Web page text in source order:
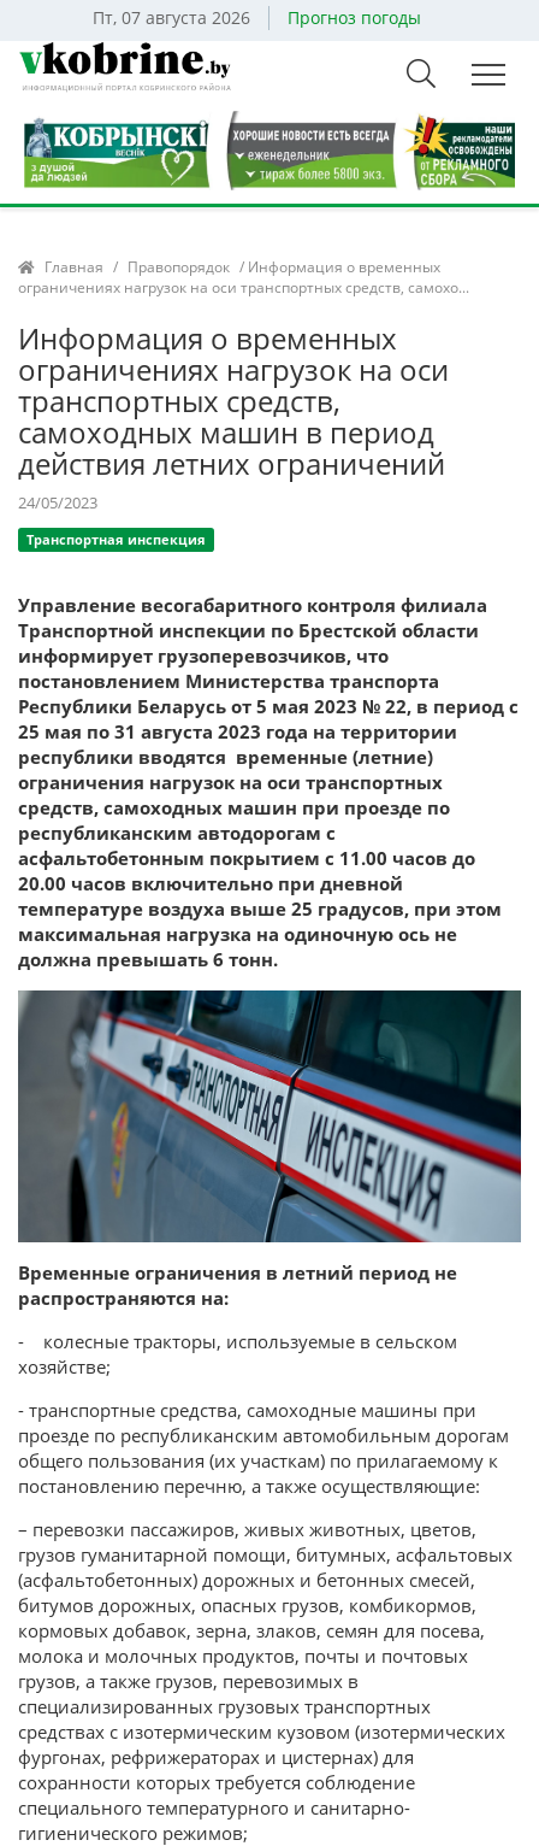
Пт, 07 августа 2026 Прогноз погоды
Главная / Правопорядок / Информация о временных
ограничениях нагрузок на оси транспортных средств, самохо...
Информация о временных
ограничениях нагрузок на оси
транспортных средств,
самоходных машин в период
действия летних ограничений
24/05/2023
Транспортная инспекция
Управление весогабаритного контроля филиала
Транспортной инспекции по Брестской области
информирует грузоперевозчиков, что
постановлением Министерства транспорта
Республики Беларусь от 5 мая 2023 № 22, в период с
25 мая по 31 августа 2023 года на территории
республики вводятся временные (летние)
ограничения нагрузок на оси транспортных
средств, самоходных машин при проезде по
республиканским автодорогам с
асфальтобетонным покрытием с 11.00 часов до
20.00 часов включительно при дневной
температуре воздуха выше 25 градусов, при этом
максимальная нагрузка на одиночную ось не
должна превышать 6 тонн.
Временные ограничения в летний период не
распространяются на:
- колесные тракторы, используемые в сельском
хозяйстве;
- транспортные средства, самоходные машины при
проезде по республиканским автомобильным дорогам
общего пользования (их участкам) по прилагаемому к
постановлению перечню, а также осуществляющие:
– перевозки пассажиров, живых животных, цветов,
грузов гуманитарной помощи, битумных, асфальтовых
(асфальтобетонных) дорожных и бетонных смесей,
битумов дорожных, опасных грузов, комбикормов,
кормовых добавок, зерна, злаков, семян для посева,
молока и молочных продуктов, почты и почтовых
грузов, а также грузов, перевозимых в
специализированных грузовых транспортных
средствах с изотермическим кузовом (изотермических
фургонах, рефрижераторах и цистернах) для
сохранности которых требуется соблюдение
специального температурного и санитарно-
гигиенического режимов;